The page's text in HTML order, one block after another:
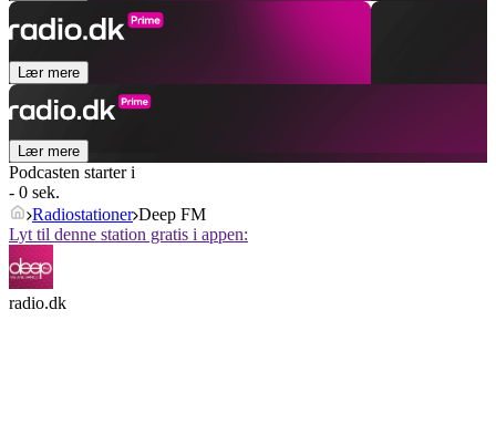
Lær mere
Lær mere
Podcasten starter i
- 0 sek.
Radiostationer Deep FM
Lyt til denne station gratis i appen:
radio.dk